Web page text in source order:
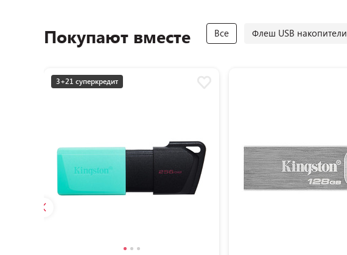
Покупают вместе Все Флеш USB накопители
3+21 суперкредит